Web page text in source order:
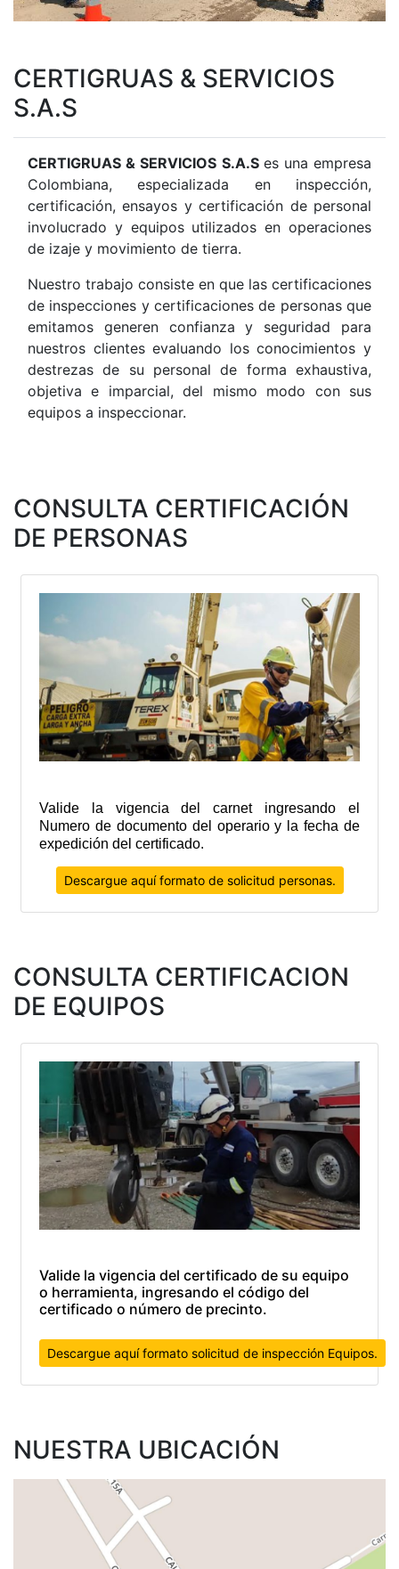
CERTIGRUAS & SERVICIOS
S.A.S
CERTIGRUAS & SERVICIOS S.A.S es una empresa
Colombiana, especializada en inspección,
certificación, ensayos y certificación de personal
involucrado y equipos utilizados en operaciones
de izaje y movimiento de tierra.
Nuestro trabajo consiste en que las certificaciones
de inspecciones y certificaciones de personas que
emitamos generen confianza y seguridad para
nuestros clientes evaluando los conocimientos y
destrezas de su personal de forma exhaustiva,
objetiva e imparcial, del mismo modo con sus
equipos a inspeccionar.
CONSULTA CERTIFICACIÓN
DE PERSONAS
Valide la vigencia del carnet ingresando el
Numero de documento del operario y la fecha de
expedición del certificado.
Descargue aquí formato de solicitud personas.
CONSULTA CERTIFICACION
DE EQUIPOS
Valide la vigencia del certificado de su equipo
o herramienta, ingresando el código del
certificado o número de precinto.
Descargue aquí formato solicitud de inspección Equipos.
NUESTRA UBICACIÓN